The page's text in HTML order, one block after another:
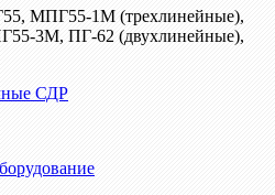
МПГ55-1М (трехлинейные),
3М, ПГ-62 (двухлинейные),
СДР